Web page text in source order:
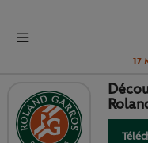
17
1ER TOUR